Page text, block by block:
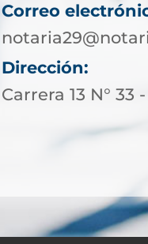
Correo
Dirección:
Carrera 13 N° 33